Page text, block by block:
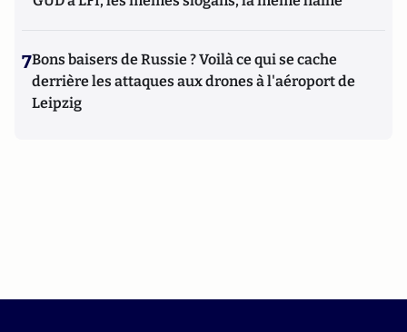
7Bons baisers de Russie ? Voilà ce qui se cache
derrière les attaques aux drones à l'aéroport de
Leipzig